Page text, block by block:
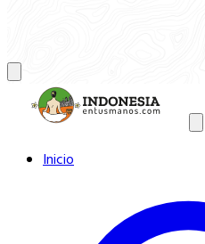
Inicio